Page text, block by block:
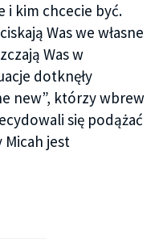
i kim chcecie być.
Was we własne
Was w
dotknęły
new”, którzy wbrew
się podążać
Micah jest